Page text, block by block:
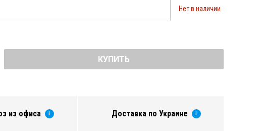
Нет в наличии
КУПИТЬ
из офиса i Доставка по Украине i